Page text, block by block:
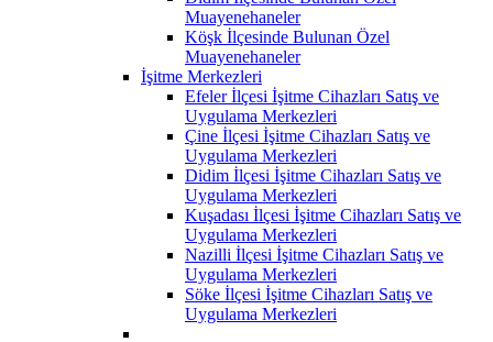
Muayenehaneler
Köşk İlçesinde Bulunan Özel
Muayenehaneler
İşitme Merkezleri
Efeler İlçesi İşitme Cihazları Satış ve
Uygulama Merkezleri
Çine İlçesi İşitme Cihazları Satış ve
Uygulama Merkezleri
Didim İlçesi İşitme Cihazları Satış ve
Uygulama Merkezleri
Kuşadası İlçesi İşitme Cihazları Satış ve
Uygulama Merkezleri
Nazilli İlçesi İşitme Cihazları Satış ve
Uygulama Merkezleri
Söke İlçesi İşitme Cihazları Satış ve
Uygulama Merkezleri